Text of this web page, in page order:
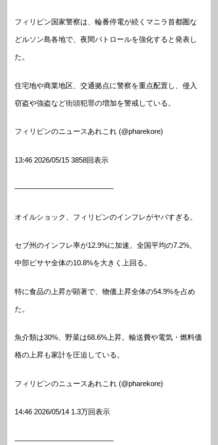
フィリピン国家警察は、輪番停電が続くマニラ首都圏な
どルソン島各地で、夜間パトロールを強化すると発表し
た。
住宅地や商業地区、交通拠点に警察を重点配置し、侵入
窃盗や強盗など街頭犯罪の増加を警戒している。
フィリピンのニュースあれこれ (@pharekore)
13:46 2026/05/15 3858回表示
—————————————–
オイルショック、フィリピンのインフレがヤバすぎる。
セブ州のインフレ率が12.9%に加速。全国平均の7.2%、
中部ビサヤ全体の10.8%を大きく上回る。
特に食品の上昇が顕著で、物価上昇全体の54.9%を占め
た。
魚介類は30%、野菜は68.6%上昇。輸送費や電気・燃料価
格の上昇も家計を圧迫している。
フィリピンのニュースあれこれ (@pharekore)
14:46 2026/05/14 1.3万回表示
—————————————–